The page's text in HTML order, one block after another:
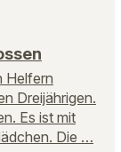
Helfern
Dreijährigen.
Es ist mit
Die …